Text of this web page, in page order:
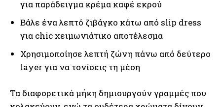
για παράδειγμα κρέμα καφέ εκρού
Βάλε ένα λεπτό ζιβάγκο κάτω από slip dress
για chic χειμωνιάτικο αποτέλεσμα
Χρησιμοποίησε λεπτή ζώνη πάνω από δεύτερο
layer για να τονίσεις τη μέση
Τα διαφορετικά μήκη δημιουργούν γραμμές που